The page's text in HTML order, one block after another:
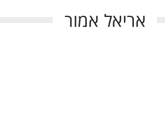
אריאל אמור